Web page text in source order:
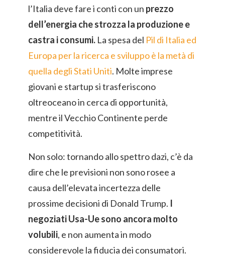
l’Italia deve fare i conti con un prezzo
dell’energia che strozza la produzione e
castra i consumi. La spesa del Pil di Italia ed
Europa per la ricerca e sviluppo è la metà di
quella degli Stati Uniti. Molte imprese
giovani e startup si trasferiscono
oltreoceano in cerca di opportunità,
mentre il Vecchio Continente perde
competitività.
Non solo: tornando allo spettro dazi, c’è da
dire che le previsioni non sono rosee a
causa dell’elevata incertezza delle
prossime decisioni di Donald Trump. I
negoziati Usa-Ue sono ancora molto
volubili, e non aumenta in modo
considerevole la fiducia dei consumatori.